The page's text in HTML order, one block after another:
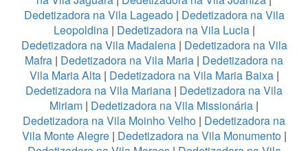
Dedetizadora na Vila Lageado| Dedetizadora na Vila
Leopoldina| Dedetizadora na Vila Lucia|
Dedetizadora na Vila Madalena| Dedetizadora na Vila
Mafra | Dedetizadora na Vila Maria | Dedetizadora na
Vila Maria Alta| Dedetizadora na Vila Maria Baixa|
Dedetizadora na Vila Mariana | Dedetizadora na Vila
Miriam | Dedetizadora na Vila Missionária |
Dedetizadora na Vila Moinho Velho | Dedetizadora na
Vila Monte Alegre| Dedetizadora na Vila Monumento|